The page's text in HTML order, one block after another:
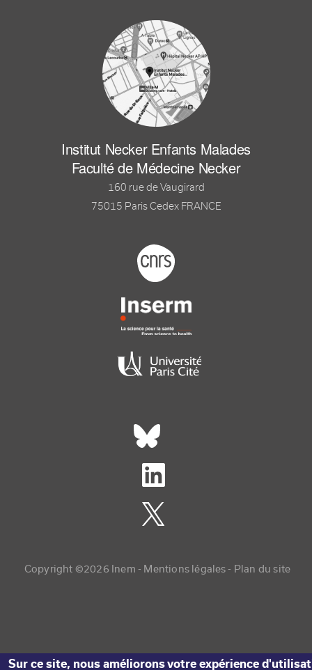
Institut Necker Enfants Malades
Faculté de Médecine Necker
160 rue de Vaugirard
75015 Paris Cedex FRANCE
Footer logo tutelles
Réseaux sociaux footer
Copyright ©2026 Inem - Copyright menu
Mentions légales Plan du site
Sur ce site, nous améliorons votre expérience